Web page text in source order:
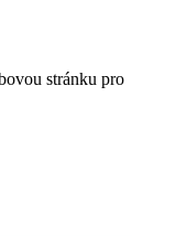
stránku pro